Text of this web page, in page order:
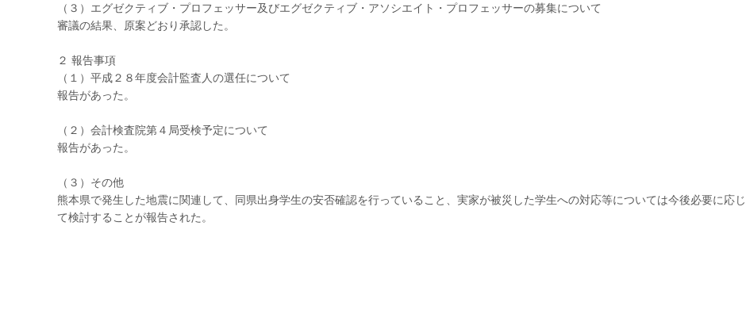
（３）エグゼクティブ・プロフェッサー及びエグゼクティブ・アソシエイト・プロフェッサーの募集について
審議の結果、原案どおり承認した。
２ 報告事項
（１）平成２８年度会計監査人の選任について
報告があった。
（２）会計検査院第４局受検予定について
報告があった。
（３）その他
熊本県で発生した地震に関連して、同県出身学生の安否確認を行っていること、実家が被災した学生への対応等については今後必要に応じ
て検討することが報告された。